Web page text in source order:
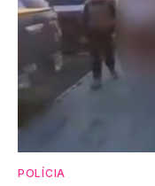
POLÍCIA